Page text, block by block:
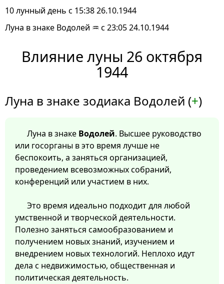
10 лунный день с 15:38 26.10.1944
Луна в знаке Водолей ♒ с 23:05 24.10.1944
Влияние луны 26 октября
1944
Луна в знаке зодиака Водолей (+)
Луна в знаке Водолей. Высшее руководство
или госорганы в это время лучше не
беспокоить, а заняться организацией,
проведением всевозможных собраний,
конференций или участием в них.
Это время идеально подходит для любой
умственной и творческой деятельности.
Полезно заняться самообразованием и
получением новых знаний, изучением и
внедрением новых технологий. Неплохо идут
дела с недвижимостью, общественная и
политическая деятельность.